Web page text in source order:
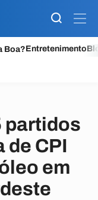
Boa?Entretenimento
partidos
de CPI
em